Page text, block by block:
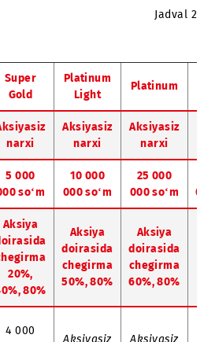
Super Gold, Platinum
Super Platinum toifalaridagi
quyidagi chegirmalar
Super
Gold Light
Aksiyasiz
narxi
Aksiyasiz
5 000
10 000
25